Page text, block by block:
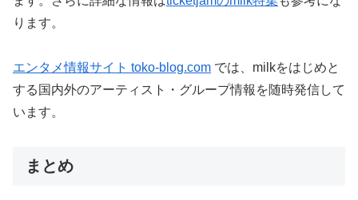
ります。
エンタメ情報サイト toko-blog.com では、milkをはじめと
する国内外のアーティスト・グループ情報を随時発信して
います。
まとめ